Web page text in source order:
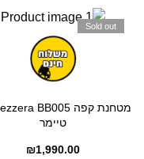
Sold out
טיימר
₪1,990.00